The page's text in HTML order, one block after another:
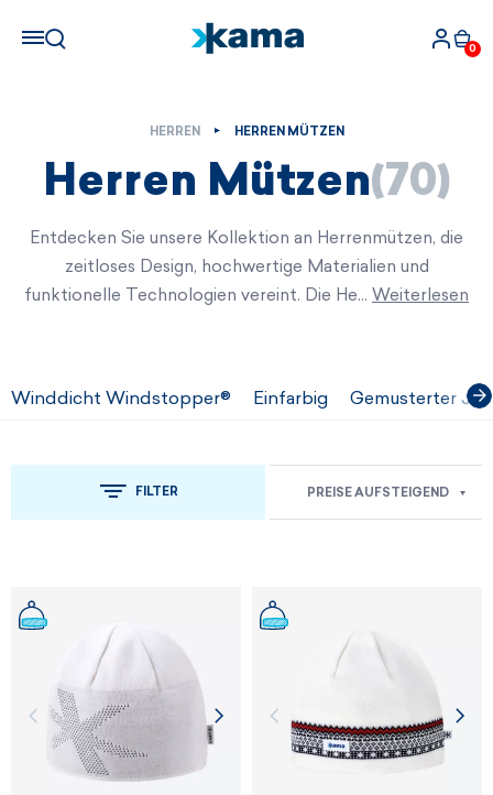
0
HERREN HERREN MÜTZEN
Herren Mützen(70)
Entdecken Sie unsere Kollektion an Herrenmützen, die
zeitloses Design, hochwertige Materialien und
funktionelle Technologien vereint. Die He… Weiterlesen
Winddicht Windstopper® Einfarbig Gemusterter
FILTER PREISE AUFSTEIGEND